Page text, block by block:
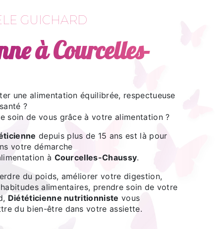
GUICHARD
à Courcelles-
une alimentation équilibrée, respectueuse
?
soin de vous grâce à votre alimentation ?
depuis plus de 15 ans est là pour
votre démarche
à Courcelles-Chaussy.
du poids, améliorer votre digestion,
alimentaires, prendre soin de votre
Diététicienne nutritionniste vous
du bien-être dans votre assiette.